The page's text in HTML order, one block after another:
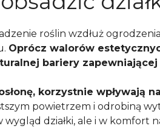
roślin wzdłuż
Oprócz walorów
bariery
korzystnie wpływają
powietrzem i odrobiną
działki, ale i w komfort